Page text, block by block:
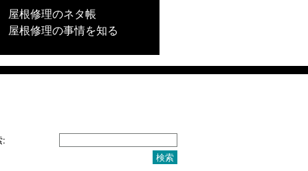
屋根修理のネタ帳
屋根修理の事情を知る
: